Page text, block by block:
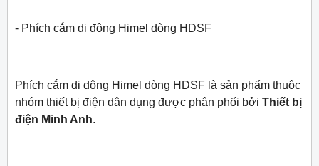
- Phích cắm di động Himel dòng HDSF
Phích cắm di dộng Himel dòng HDSF là sản phẩm thuộc
nhóm thiết bị điện dân dụng được phân phối bởi Thiết bị
điện Minh Anh.